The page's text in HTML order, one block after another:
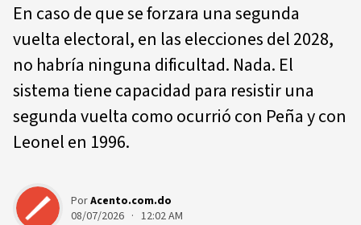
En caso de que se forzara una segunda
vuelta electoral, en las elecciones del 2028,
no habría ninguna dificultad. Nada. El
sistema tiene capacidad para resistir una
segunda vuelta como ocurrió con Peña y con
Leonel en 1996.
PorAcento.com.do
08/07/2026 · 12:02 AM